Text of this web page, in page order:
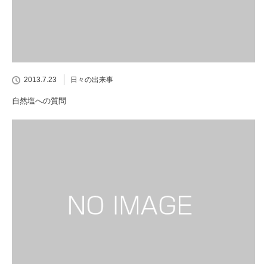
2013.7.23 日々の出来事
自然塩への質問